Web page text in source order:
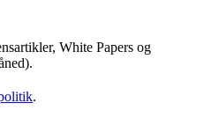
White Papers og
.